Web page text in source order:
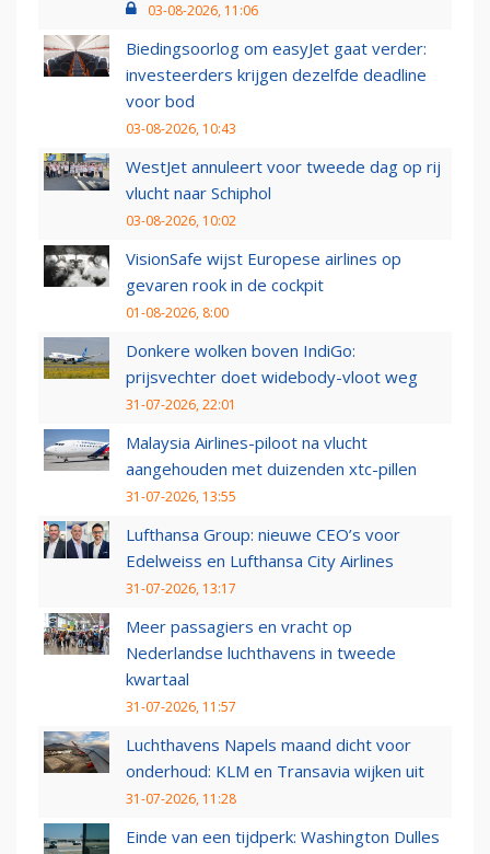
03-08-2026, 11:06
Biedingsoorlog om easyJet gaat verder:
investeerders krijgen dezelfde deadline
voor bod
03-08-2026, 10:43
WestJet annuleert voor tweede dag op rij
vlucht naar Schiphol
03-08-2026, 10:02
VisionSafe wijst Europese airlines op
gevaren rook in de cockpit
01-08-2026, 8:00
Donkere wolken boven IndiGo:
prijsvechter doet widebody-vloot weg
31-07-2026, 22:01
Malaysia Airlines-piloot na vlucht
aangehouden met duizenden xtc-pillen
31-07-2026, 13:55
Lufthansa Group: nieuwe CEO’s voor
Edelweiss en Lufthansa City Airlines
31-07-2026, 13:17
Meer passagiers en vracht op
Nederlandse luchthavens in tweede
kwartaal
31-07-2026, 11:57
Luchthavens Napels maand dicht voor
onderhoud: KLM en Transavia wijken uit
31-07-2026, 11:28
Einde van een tijdperk: Washington Dulles